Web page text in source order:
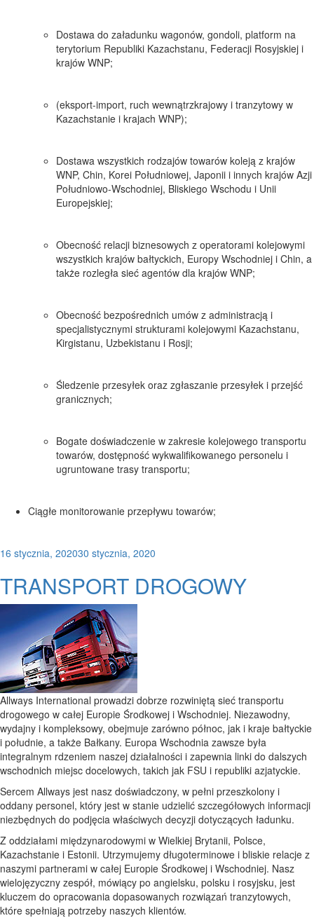
Dostawa do załadunku wagonów, gondoli, platform na
terytorium Republiki Kazachstanu, Federacji Rosyjskiej i
krajów WNP;
(eksport-import, ruch wewnątrzkrajowy i tranzytowy w
Kazachstanie i krajach WNP);
Dostawa wszystkich rodzajów towarów koleją z krajów
WNP, Chin, Korei Południowej, Japonii i innych krajów Azji
Południowo-Wschodniej, Bliskiego Wschodu i Unii
Europejskiej;
Obecność relacji biznesowych z operatorami kolejowymi
wszystkich krajów bałtyckich, Europy Wschodniej i Chin, a
także rozległa sieć agentów dla krajów WNP;
Obecność bezpośrednich umów z administracją i
specjalistycznymi strukturami kolejowymi Kazachstanu,
Kirgistanu, Uzbekistanu i Rosji;
Śledzenie przesyłek oraz zgłaszanie przesyłek i przejść
granicznych;
Bogate doświadczenie w zakresie kolejowego transportu
towarów, dostępność wykwalifikowanego personelu i
ugruntowane trasy transportu;
Ciągłe monitorowanie przepływu towarów;
Posted
16 stycznia, 202030 stycznia, 2020
TRANSPORT DROGOWY
Allways International prowadzi dobrze rozwiniętą sieć transportu
drogowego w całej Europie Środkowej i Wschodniej. Niezawodny,
wydajny i kompleksowy, obejmuje zarówno północ, jak i kraje bałtyckie
i południe, a także Bałkany. Europa Wschodnia zawsze była
integralnym rdzeniem naszej działalności i zapewnia linki do dalszych
wschodnich miejsc docelowych, takich jak FSU i republiki azjatyckie.
Sercem Allways jest nasz doświadczony, w pełni przeszkolony i
oddany personel, który jest w stanie udzielić szczegółowych informacji
niezbędnych do podjęcia właściwych decyzji dotyczących ładunku.
Z oddziałami międzynarodowymi w Wielkiej Brytanii, Polsce,
Kazachstanie i Estonii. Utrzymujemy długoterminowe i bliskie relacje z
naszymi partnerami w całej Europie Środkowej i Wschodniej. Nasz
wielojęzyczny zespół, mówiący po angielsku, polsku i rosyjsku, jest
kluczem do opracowania dopasowanych rozwiązań tranzytowych,
które spełniają potrzeby naszych klientów.